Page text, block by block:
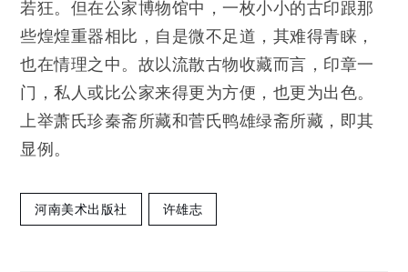
若狂。但在公家博物馆中，一枚小小的古印跟那
些煌煌重器相比，自是微不足道，其难得青睐，
也在情理之中。故以流散古物收藏而言，印章一
门，私人或比公家来得更为方便，也更为出色。
上举萧氏珍秦斋所藏和菅氏鸭雄绿斋所藏，即其
显例。
河南美术出版社 许雄志